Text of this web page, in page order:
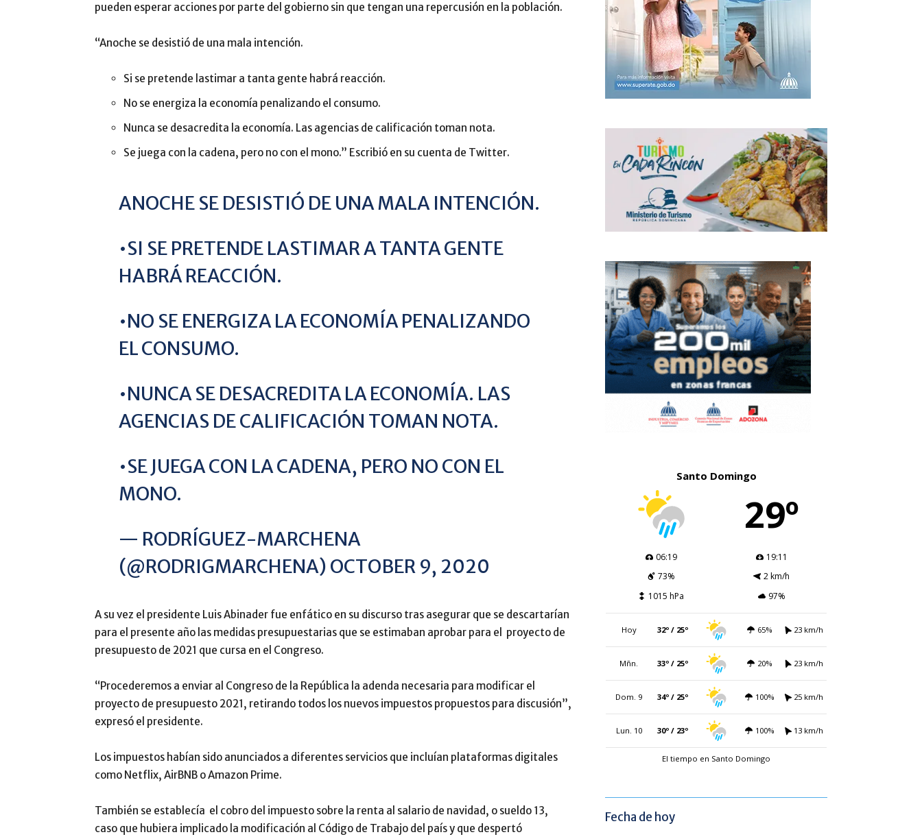
pueden esperar acciones por parte del gobierno sin que tengan una repercusión en la población.
“Anoche se desistió de una mala intención.
Si se pretende lastimar a tanta gente habrá reacción.
No se energiza la economía penalizando el consumo.
Nunca se desacredita la economía. Las agencias de calificación toman nota.
Se juega con la cadena, pero no con el mono.” Escribió en su cuenta de Twitter.
ANOCHE SE DESISTIÓ DE UNA MALA INTENCIÓN.
•SI SE PRETENDE LASTIMAR A TANTA GENTE
HABRÁ REACCIÓN.
•NO SE ENERGIZA LA ECONOMÍA PENALIZANDO
EL CONSUMO.
•NUNCA SE DESACREDITA LA ECONOMÍA. LAS
AGENCIAS DE CALIFICACIÓN TOMAN NOTA.
•SE JUEGA CON LA CADENA, PERO NO CON EL
MONO.
— RODRÍGUEZ-MARCHENA
(@RODRIGMARCHENA) OCTOBER 9, 2020
A su vez el presidente Luis Abinader fue enfático en su discurso tras asegurar que se descartarían
para el presente año las medidas presupuestarias que se estimaban aprobar para el proyecto de
presupuesto de 2021 que cursa en el Congreso.
“Procederemos a enviar al Congreso de la República la adenda necesaria para modificar el
proyecto de presupuesto 2021, retirando todos los nuevos impuestos propuestos para discusión”,
expresó el presidente.
Los impuestos habían sido anunciados a diferentes servicios que incluían plataformas digitales
como Netflix, AirBNB o Amazon Prime.
También se establecía el cobro del impuesto sobre la renta al salario de navidad, o sueldo 13,
caso que hubiera implicado la modificación al Código de Trabajo del país y que despertó
Santo Domingo
29º
06:19
19:11
73%
2 km/h
1015 hPa
97%
Hoy 32º / 25º 65% 23 km/h
Mñn. 33º / 25º 20% 23 km/h
Dom. 9 34º / 25º 100% 25 km/h
Lun. 10 30º / 23º 100% 13 km/h
El tiempo en Santo Domingo
Fecha de hoy